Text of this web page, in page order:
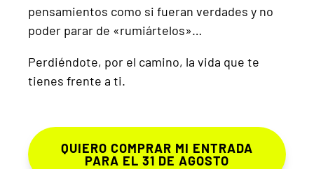
pensamientos como si fueran verdades y no
poder parar de «rumiártelos»…
Perdiéndote, por el camino, la vida que te
tienes frente a ti.
QUIERO COMPRAR MI ENTRADA
PARA EL 31 DE AGOSTO